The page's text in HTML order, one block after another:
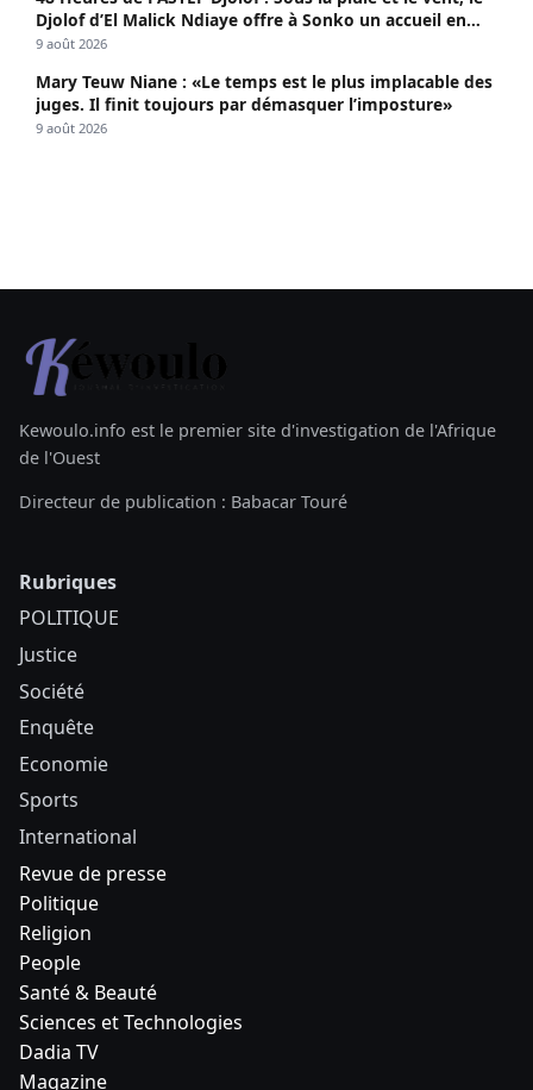
Djolof d’El Malick Ndiaye offre à Sonko un accueil en
apothéose
9 août 2026
Mary Teuw Niane : «Le temps est le plus implacable des
juges. Il finit toujours par démasquer l’imposture»
9 août 2026
Kewoulo.info est le premier site d'investigation de l'Afrique
de l'Ouest
Directeur de publication : Babacar Touré
Rubriques
POLITIQUE
Justice
Société
Enquête
Economie
Sports
International
Revue de presse
Politique
Religion
People
Santé & Beauté
Sciences et Technologies
Dadia TV
Magazine